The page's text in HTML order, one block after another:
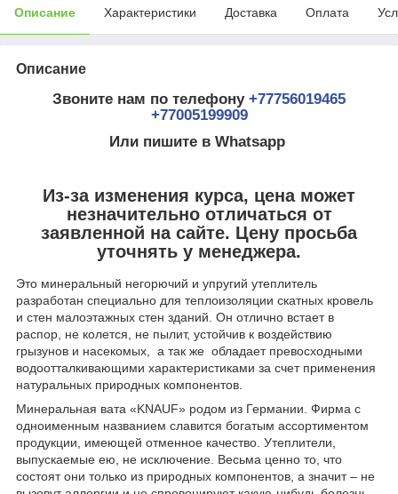
Описание Характеристики Доставка Оплата
Описание
Звоните нам по телефону +77756019465
+77005199909
Или пишите в Whatsapp
Из-за изменения курса, цена может
незначительно отличаться от
заявленной на сайте. Цену просьба
уточнять у менеджера.
Это минеральный негорючий и упругий утеплитель
разработан специально для теплоизоляции скатных кровель
и стен малоэтажных стен зданий. Он отлично встает в
распор, не колется, не пылит, устойчив к воздействию
грызунов и насекомых, а так же обладает превосходными
водоотталкивающими характеристиками за счет применения
натуральных природных компонентов.
Минеральная вата «KNAUF» родом из Германии. Фирма с
одноименным названием славится богатым ассортиментом
продукции, имеющей отменное качество. Утеплители,
выпускаемые ею, не исключение. Весьма ценно то, что
состоят они только из природных компонентов, а значит – не